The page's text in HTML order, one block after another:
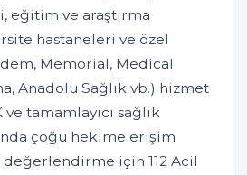
eğitim ve araştırma
hastaneleri ve özel
Memorial, Medical
Anadolu Sağlık vb.) hizmet
tamamlayıcı sağlık
çoğu hekime erişim
için 112 Acil